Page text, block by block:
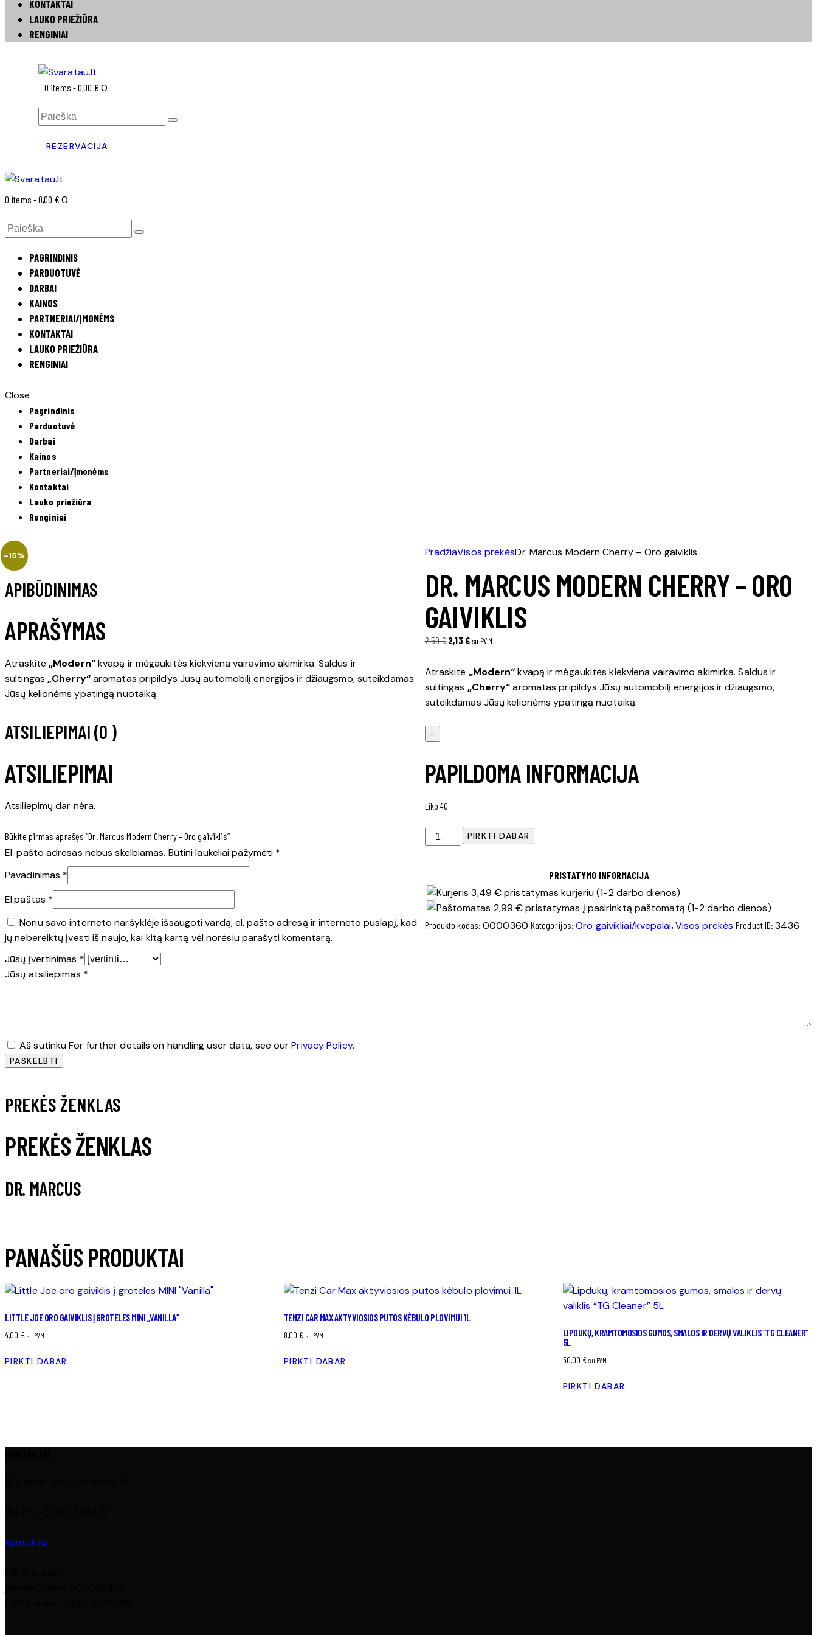
KONTAKTAI
LAUKO PRIEŽIŪRA
RENGINIAI
0 items -0,00 € 0
REZERVACIJA
0 items -0,00 € 0
PAGRINDINIS
PARDUOTUVĖ
DARBAI
KAINOS
PARTNERIAI/ĮMONĖMS
KONTAKTAI
LAUKO PRIEŽIŪRA
RENGINIAI
Close
Pagrindinis
Parduotuvė
Darbai
Kainos
Partneriai/Įmonėms
Kontaktai
Lauko priežiūra
Renginiai
PradžiaVisos prekėsDr. Marcus Modern Cherry – Oro gaiviklis
-15%
DR. MARCUS MODERN CHERRY – ORO
GAIVIKLIS
2,50€ Original
was:
2,50 €.
2,13 €Current
is:
2,13 €.
su PVM
Atraskite „Modern“kvapą ir mėgaukitės kiekviena vairavimo akimirka. Saldus ir
sultingas „Cherry“aromatas pripildys Jūsų automobilį energijos ir džiaugsmo,
suteikdamas Jūsų kelionėms ypatingą nuotaiką.
−
PAPILDOMA INFORMACIJA
Liko 40
produkto
kiekis:
Modern
Cherry
-
PIRKTI DABAR
PRISTATYMO INFORMACIJA
3,49 € pristatymas kurjeriu (1-2 darbo dienos)
2,99 € pristatymas į pasirinktą paštomatą (1-2 darbo dienos)
Produkto kodas:0000360 Kategorijos:Oro gaivikliai/kvepalai, Visos prekės Product ID:3436
APIBŪDINIMAS
APRAŠYMAS
Atraskite „Modern“kvapą ir mėgaukitės kiekviena vairavimo akimirka. Saldus ir
sultingas „Cherry“aromatas pripildys Jūsų automobilį energijos ir džiaugsmo, suteikdamas
Jūsų kelionėms ypatingą nuotaiką.
ATSILIEPIMAI (0 )
ATSILIEPIMAI
Atsiliepimų dar nėra.
Būkite pirmas aprašęs “Dr. Marcus Modern Cherry – Oro gaiviklis”
El. pašto adresas nebus skelbiamas. Būtini laukeliai pažymėti *
Pavadinimas *
El.paštas *
Noriu savo interneto naršyklėje išsaugoti vardą, el. pašto adresą ir interneto puslapį, kad
jų nebereiktų įvesti iš naujo, kai kitą kartą vėl norėsiu parašyti komentarą.
Jūsų įvertinimas *
Jūsų atsiliepimas *
Aš sutinku For further details on handling user data, see ourPrivacy Policy.
PREKĖS ŽENKLAS
PREKĖS ŽENKLAS
DR. MARCUS
PANAŠŪS PRODUKTAI
LITTLE JOE ORO GAIVIKLIS Į GROTELES MINI „VANILLA”
4,00 € su PVM
PIRKTI DABAR
TENZI CAR MAX AKTYVIOSIOS PUTOS KĖBULO PLOVIMUI 1L
8,00 € su PVM
PIRKTI DABAR
LIPDUKŲ, KRAMTOMOSIOS GUMOS, SMALOS IR DERVŲ VALIKLIS “TG CLEANER”
5L
50,00 € su PVM
PIRKTI DABAR
Kontaktai